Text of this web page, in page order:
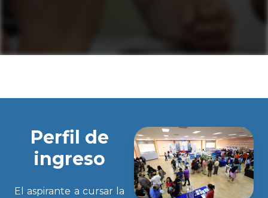
Perfil de
ingreso
El aspirante a cursar la